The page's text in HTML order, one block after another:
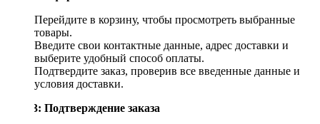
Перейдите в корзину, чтобы просмотреть выбранные
товары.
Введите свои контактные данные, адрес доставки и
выберите удобный способ оплаты.
Подтвердите заказ, проверив все введенные данные и
условия доставки.
Шаг 3: Подтверждение заказа